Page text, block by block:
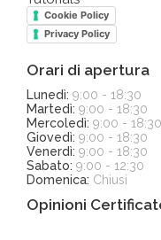
Cookie Policy
Privacy Policy
Orari di apertura
Lunedì: 9:00 - 18:30
Martedì: 9:00 - 18:30
Mercoledì: 9:00 - 18:30
Giovedì: 9:00 - 18:30
Venerdì: 9:00 - 18:30
Sabato: 9:00 - 12:30
Domenica: Chiusi
Opinioni